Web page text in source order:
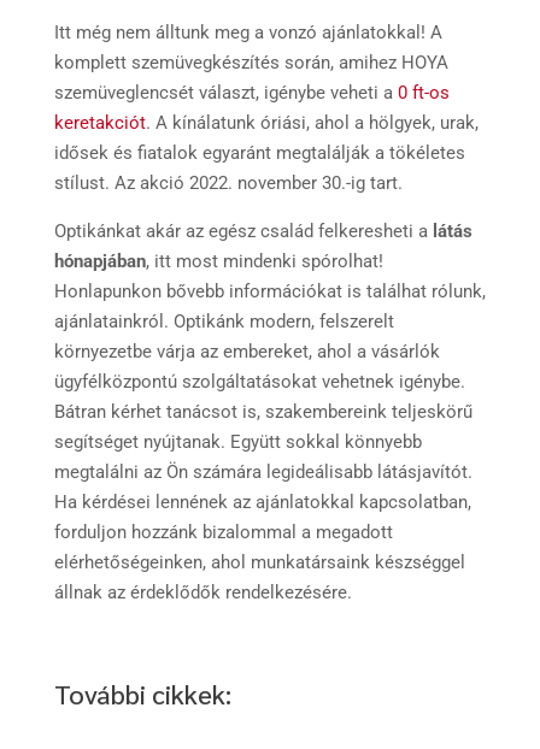
Itt még nem álltunk meg a vonzó ajánlatokkal! A
komplett szemüvegkészítés során, amihez HOYA
szemüveglencsét választ, igénybe veheti a 0 ft-os
keretakciót. A kínálatunk óriási, ahol a hölgyek, urak,
idősek és fiatalok egyaránt megtalálják a tökéletes
stílust. Az akció 2022. november 30.-ig tart.
Optikánkat akár az egész család felkeresheti a látás
hónapjában, itt most mindenki spórolhat!
Honlapunkon bővebb információkat is találhat rólunk,
ajánlatainkról. Optikánk modern, felszerelt
környezetbe várja az embereket, ahol a vásárlók
ügyfélközpontú szolgáltatásokat vehetnek igénybe.
Bátran kérhet tanácsot is, szakembereink teljeskörű
segítséget nyújtanak. Együtt sokkal könnyebb
megtalálni az Ön számára legideálisabb látásjavítót.
Ha kérdései lennének az ajánlatokkal kapcsolatban,
forduljon hozzánk bizalommal a megadott
elérhetőségeinken, ahol munkatársaink készséggel
állnak az érdeklődők rendelkezésére.
További cikkek: